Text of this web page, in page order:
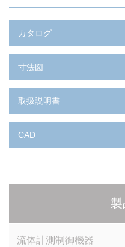
カタログ
寸法図
取扱説明書
CAD
流体計測制御機器